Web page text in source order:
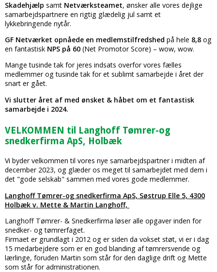
Skadehjælp samt Netværksteamet, ønsker alle vores dejlige
samarbejdspartnere en rigtig glædelig jul samt et
lykkebringende nytår.
GF Netværket opnåede en medlemstilfredshed på hele 8,8 og
en fantastisk NPS på 60 (Net Promotor Score) – wow, wow.
Mange tusinde tak for jeres indsats overfor vores fælles
medlemmer og tusinde tak for et sublimt samarbejde i året der
snart er gået.
Vi slutter året af med ønsket & håbet om et fantastisk
samarbejde i 2024.
VELKOMMEN til Langhoff Tømrer-og
snedkerfirma ApS, Holbæk
Vi byder velkommen til vores nye samarbejdspartner i midten af
december 2023, og glæder os meget til samarbejdet med dem i
det "gode selskab" sammen med vores gode medlemmer.
Langhoff Tømrer-og snedkerfirma ApS, Søstrup Elle 5, 4300
Holbæk v. Mette & Martin Langhoff,
Langhoff Tømrer- & Snedkerfirma løser alle opgaver inden for
snedker- og tømrerfaget.
​Firmaet er grundlagt i 2012 og er siden da vokset støt, vi er i dag
15 medarbejdere som er en god blanding af tømrersvende og
lærlinge, foruden Martin som står for den daglige drift og Mette
som står for administrationen.